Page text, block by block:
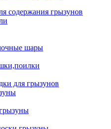
содержания грызунов
шары
для грызунов